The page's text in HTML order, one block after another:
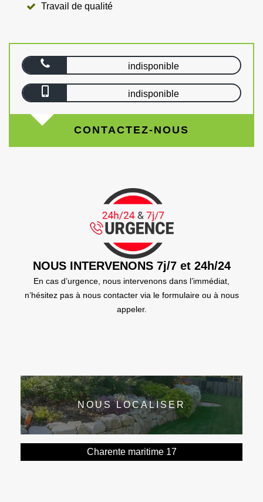
Travail de qualité
indisponible
indisponible
CONTACTEZ-NOUS
NOUS INTERVENONS 7j/7 et 24h/24
En cas d’urgence, nous intervenons dans l’immédiat,
n’hésitez pas à nous contacter via le formulaire ou à nous
appeler.
NOUS LOCALISER
Charente maritime 17